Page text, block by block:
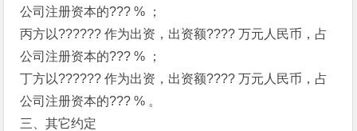
公司注册资本的??? % ；
丙方以?????? 作为出资，出资额???? 万元人民币，占
公司注册资本的??? % ；
丁方以?????? 作为出资，出资额???? 万元人民币，占
公司注册资本的??? % 。
三、其它约定